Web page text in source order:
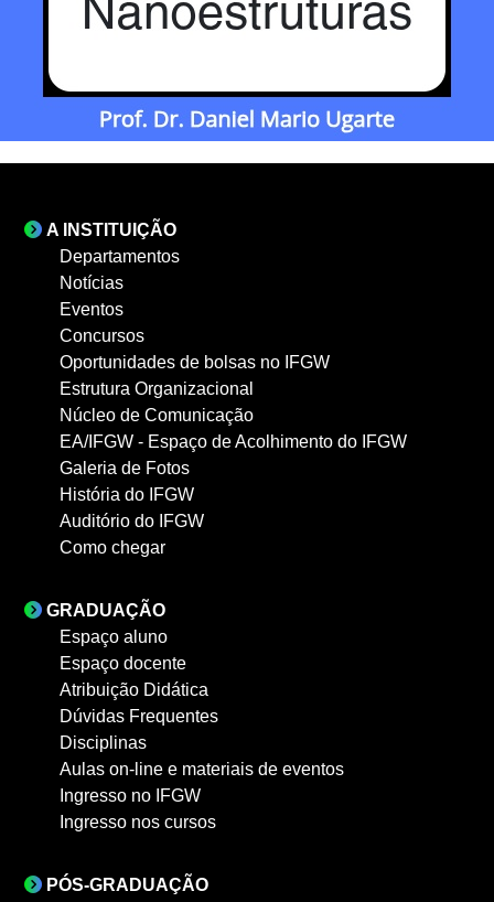
A INSTITUIÇÃO
Departamentos
Notícias
Eventos
Concursos
Oportunidades de bolsas no IFGW
Estrutura Organizacional
Núcleo de Comunicação
EA/IFGW - Espaço de Acolhimento do IFGW
Galeria de Fotos
História do IFGW
Auditório do IFGW
Como chegar
GRADUAÇÃO
Espaço aluno
Espaço docente
Atribuição Didática
Dúvidas Frequentes
Disciplinas
Aulas on-line e materiais de eventos
Ingresso no IFGW
Ingresso nos cursos
PÓS-GRADUAÇÃO